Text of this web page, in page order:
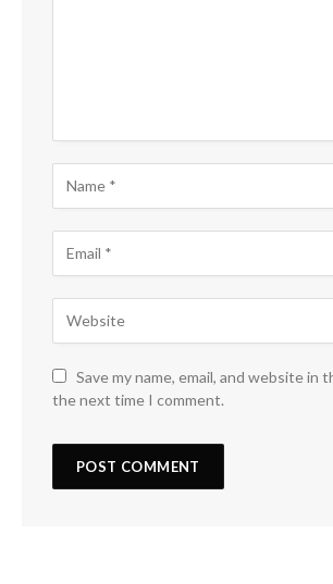
Save my name, email, and website in
the next time I comment.